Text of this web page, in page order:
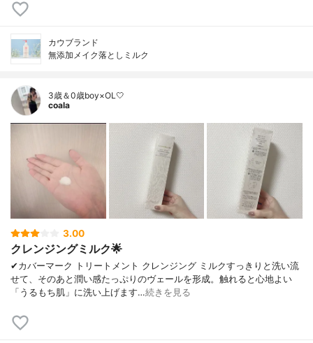
カウブランド
無添加メイク落としミルク
3歳＆0歳boy×OL🤍
coala
3.00
クレンジングミルク🌟
✔︎カバーマーク トリートメント クレンジング ミルクすっきりと洗い流
せて、そのあと潤い感たっぷりのヴェールを形成。触れると心地よい
「うるもち肌」に洗い上げます…続きを見る